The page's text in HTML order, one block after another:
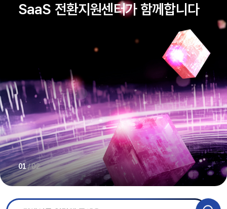
SaaS 전환지원센터가 함께합니다
01/02